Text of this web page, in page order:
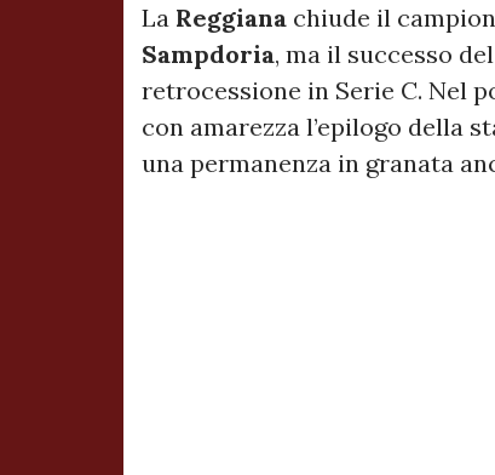
La Reggiana chiude il
Sampdoria, ma il successo
retrocessione in Serie C. Nel
con amarezza l’epilogo della
una permanenza in granata